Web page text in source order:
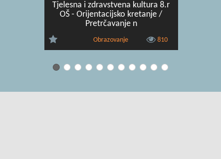
Tjelesna i zdravstvena kultura 8.r
OŠ - Orijentacijsko kretanje /
Pretrčavanje n
Obrazovanje 810